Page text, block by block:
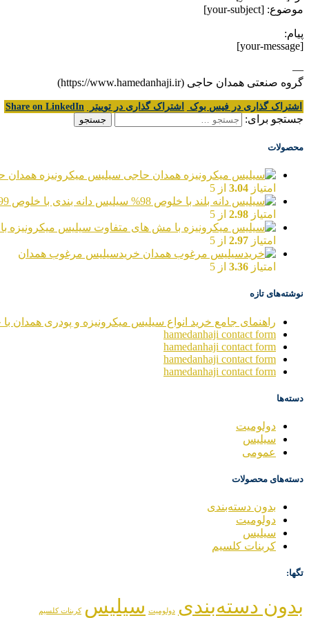
موضوع: [your-subject]
پیام:
[your-message]
—
گروه صنعتی همدان حاجی (https://www.hamedanhaji.ir)
اشتراک گذاری در فیس بوک اشتراک گذاری در توییتر Share on LinkedIn
جستجو برای:
محصولات
سیلیس میکرونیزه همدان
امتیاز 3.04 از 5
سیلیس دانه بندی با خلوص 99%
امتیاز 2.98 از 5
سیلیس میکرونیزه
امتیاز 2.97 از 5
خریدسیلیس مرغوب همدان
امتیاز 3.36 از 5
نوشته‌های تازه
راهنمای جامع خرید انواع سیلیس میکرونیزه و پودری همدان با
hamedanhaji contact form
hamedanhaji contact form
hamedanhaji contact form
hamedanhaji contact form
دسته‌ها
دولومیت
سیلیس
عمومی
دسته‌های محصولات
بدون دسته‌بندی
دولومیت
سیلیس
کربنات کلسیم
تگها:
بدون دسته‌بندی دولومیت سیلیس کربنات کلسیم